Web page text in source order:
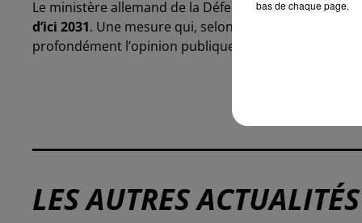
Le ministère allemand de la Défense ambitionne de
d’ici 2031. Une mesure qui, selon ses partisans,
profondément l’opinion publique.
LES AUTRES ACTUALITÉS
bas de chaque page.